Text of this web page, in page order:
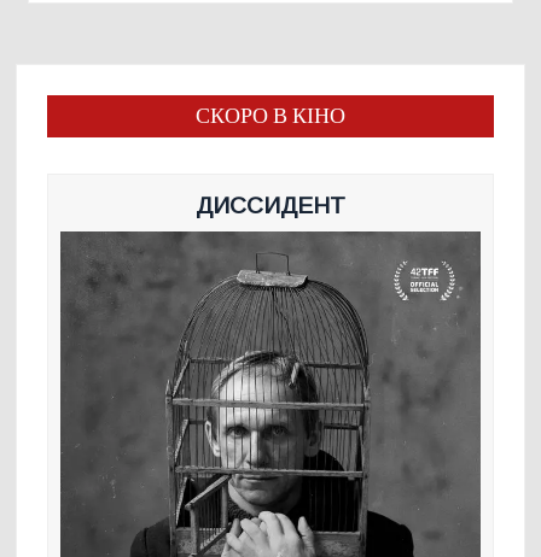
СКОРО В КІНО
ДИССИДЕНТ